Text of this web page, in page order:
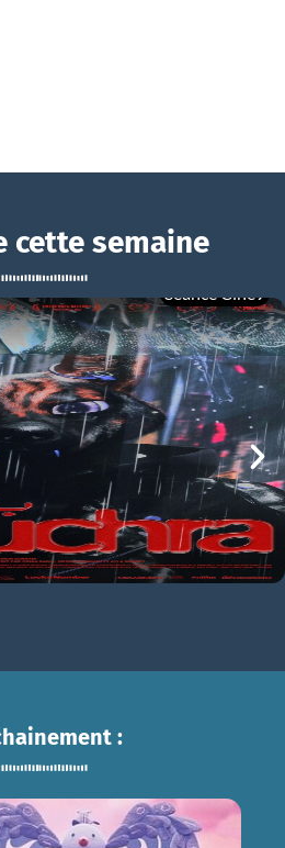
’25
annonce VO STFR
cette semaine
mer 05/08
21h00
: